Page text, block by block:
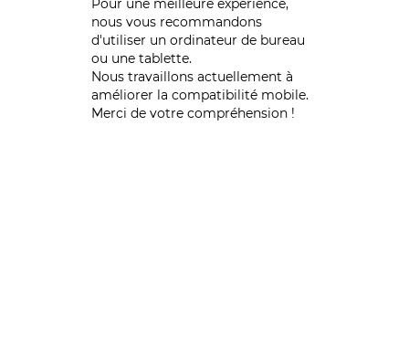
Pour une meilleure expérience,
nous vous recommandons
d'utiliser un ordinateur de bureau
ou une tablette.
Nous travaillons actuellement à
améliorer la compatibilité mobile.
Merci de votre compréhension !